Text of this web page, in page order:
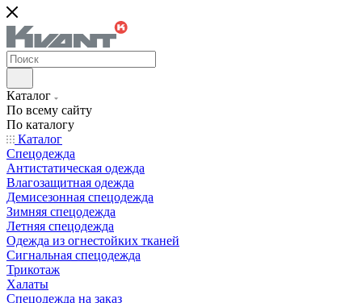
Каталог
По всему сайту
По каталогу
Каталог
Спецодежда
Антистатическая одежда
Влагозащитная одежда
Демисезонная спецодежда
Зимняя спецодежда
Летняя спецодежда
Одежда из огнестойких тканей
Сигнальная спецодежда
Трикотаж
Халаты
Спецодежда на заказ